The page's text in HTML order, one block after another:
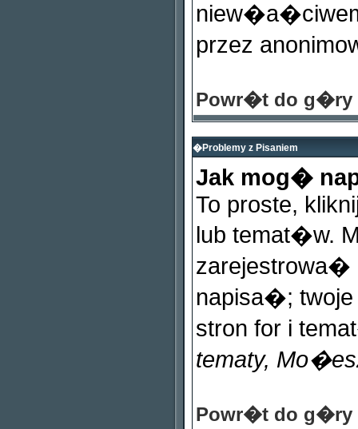
przez
Powr�t do g�ry
�Problemy z Pisaniem
Jak mog�
To proste,
lub temat�w.
napisa�;
stron for i
tematy,
Powr�t do g�ry